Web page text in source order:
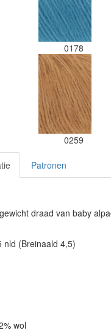
0178
0259
Patronen
draad van baby
nld (Breinaald 4,5)
wol